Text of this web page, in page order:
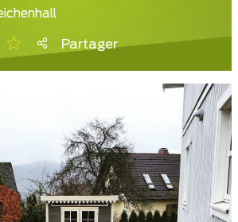
Partager